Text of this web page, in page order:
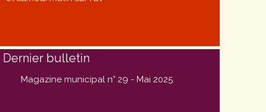
Dernier bulletin
Magazine municipal n° 29 - Mai 2025